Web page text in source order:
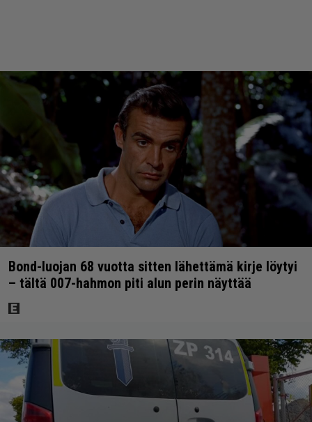
Bond-luojan 68 vuotta sitten lähettämä kirje löytyi
– tältä 007-hahmon piti alun perin näyttää